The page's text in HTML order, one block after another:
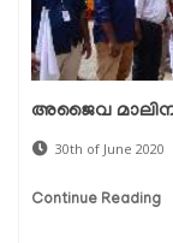
അജൈവ
30th of June 2020
Continue Reading